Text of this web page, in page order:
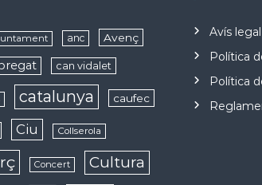
anc Avenç
can vidalet
catalunya caufec
Ciu Collserola
Concert Cultura
Avís legal
Política
Política